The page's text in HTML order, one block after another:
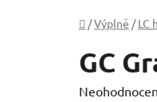
Domů
/Výplně / LC
GC
Průměrné